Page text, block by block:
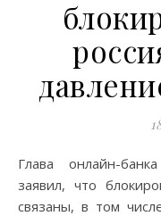
Глава онлайн-банка Revolut Николай Сторонский
заявил, что
связаны, в том